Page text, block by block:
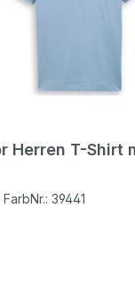
Herren T-Shirt
39441